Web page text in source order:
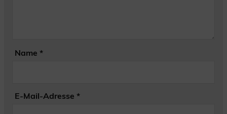
Name *
E-Mail-Adresse *